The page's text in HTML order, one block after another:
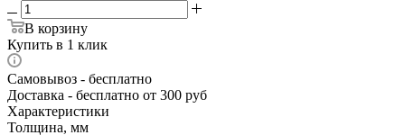
В корзину
Купить в 1 клик
Самовывоз - бесплатно
Доставка - бесплатно от 300 руб
Характеристики
Толщина, мм